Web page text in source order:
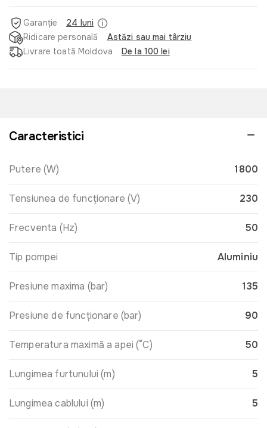
Garanție
24 luni
Ridicare personală
Astăzi sau mai târziu
Livrare toată Moldova
De la 100 lei
Caracteristici
Putere (W) 1800
Tensiunea de funcționare (V) 230
Frecventa (Hz) 50
Tip pompei Aluminiu
Presiune maxima (bar) 135
Presiune de funcționare (bar) 90
Temperatura maximă a apei (°C) 50
Lungimea furtunului (m) 5
Lungimea cablului (m) 5